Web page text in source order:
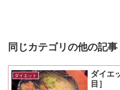
同じカテゴリの他の記事
ダイエット
ダイエ
目］